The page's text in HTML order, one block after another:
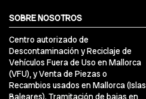
SOBRE NOSOTROS
Centro autorizado de
Descontaminación y Reciclaje de
Vehículos Fuera de Uso en Mallorca
(VFU), y Venta de Piezas o
Recambios usados en Mallorca (Islas
Baleares). Tramitación de bajas en